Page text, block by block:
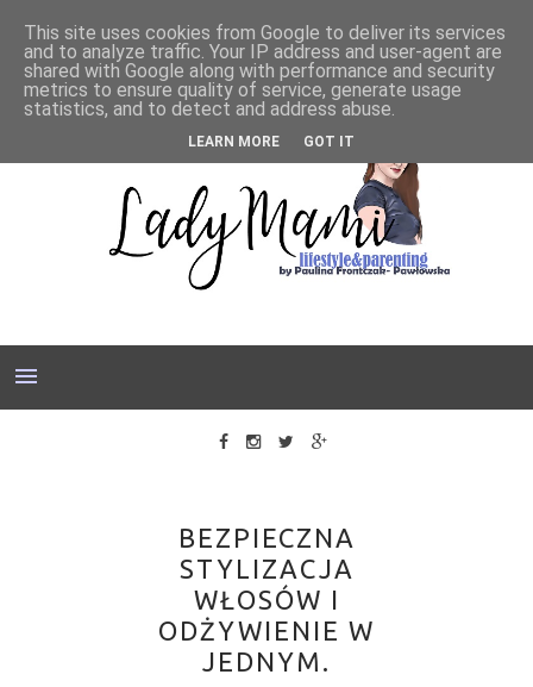
BEZPIECZNA
STYLIZACJA
WŁOSÓW I
ODŻYWIENIE W
JEDNYM.
This site uses cookies from Google to deliver its services
and to analyze traffic. Your IP address and user-agent are
shared with Google along with performance and security
metrics to ensure quality of service, generate usage
statistics, and to detect and address abuse.
LEARN MORE GOT IT